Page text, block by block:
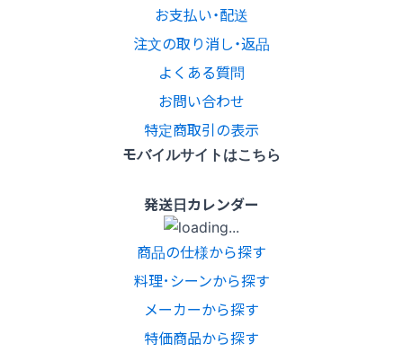
お支払い・配送
注文の取り消し・返品
よくある質問
お問い合わせ
特定商取引の表示
モバイルサイトはこちら
発送日カレンダー
商品の仕様から探す
料理･シーンから探す
メーカーから探す
特価商品から探す